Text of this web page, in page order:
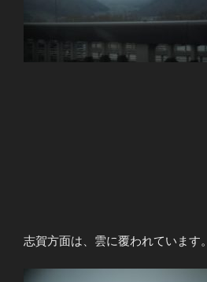
志賀方面は、雲に覆われています。